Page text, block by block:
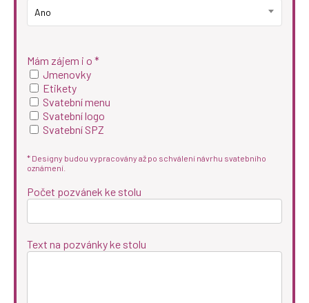
Ano
Mám zájem i o *
Jmenovky
Etikety
Svatební menu
Svatební logo
Svatební SPZ
* Designy budou vypracovány až po schválení návrhu svatebního
oznámení.
Počet pozvánek ke stolu
Text na pozvánky ke stolu